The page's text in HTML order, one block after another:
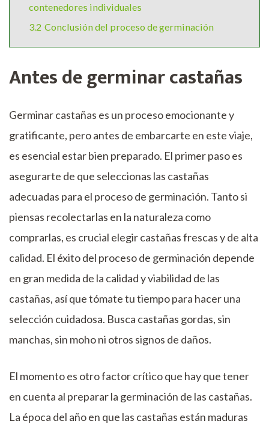
contenedores individuales
3.2 Conclusión del proceso de germinación
Antes de germinar castañas
Germinar castañas es un proceso emocionante y
gratificante, pero antes de embarcarte en este viaje,
es esencial estar bien preparado. El primer paso es
asegurarte de que seleccionas las castañas
adecuadas para el proceso de germinación. Tanto si
piensas recolectarlas en la naturaleza como
comprarlas, es crucial elegir castañas frescas y de alta
calidad. El éxito del proceso de germinación depende
en gran medida de la calidad y viabilidad de las
castañas, así que tómate tu tiempo para hacer una
selección cuidadosa. Busca castañas gordas, sin
manchas, sin moho ni otros signos de daños.
El momento es otro factor crítico que hay que tener
en cuenta al preparar la germinación de las castañas.
La época del año en que las castañas están maduras